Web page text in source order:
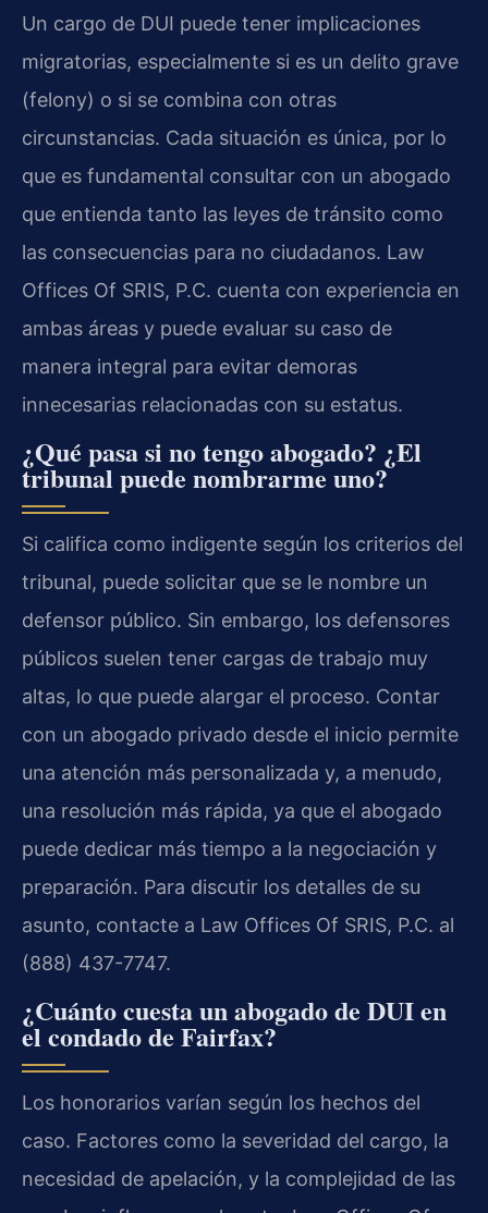
Un cargo de DUI puede tener implicaciones
migratorias, especialmente si es un delito grave
(felony) o si se combina con otras
circunstancias. Cada situación es única, por lo
que es fundamental consultar con un abogado
que entienda tanto las leyes de tránsito como
las consecuencias para no ciudadanos. Law
Offices Of SRIS, P.C. cuenta con experiencia en
ambas áreas y puede evaluar su caso de
manera integral para evitar demoras
innecesarias relacionadas con su estatus.
¿Qué pasa si no tengo abogado? ¿El
tribunal puede nombrarme uno?
Si califica como indigente según los criterios del
tribunal, puede solicitar que se le nombre un
defensor público. Sin embargo, los defensores
públicos suelen tener cargas de trabajo muy
altas, lo que puede alargar el proceso. Contar
con un abogado privado desde el inicio permite
una atención más personalizada y, a menudo,
una resolución más rápida, ya que el abogado
puede dedicar más tiempo a la negociación y
preparación. Para discutir los detalles de su
asunto, contacte a Law Offices Of SRIS, P.C. al
(888) 437-7747.
¿Cuánto cuesta un abogado de DUI en
el condado de Fairfax?
Los honorarios varían según los hechos del
caso. Factores como la severidad del cargo, la
necesidad de apelación, y la complejidad de las